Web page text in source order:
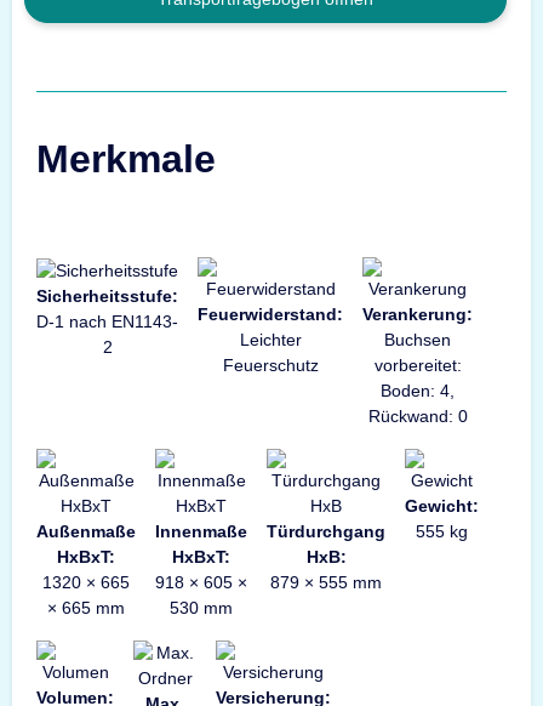
Merkmale
Sicherheitsstufe:
D-1 nach EN1143-
2
Feuerwiderstand:
Leichter
Feuerschutz
Verankerung:
Buchsen
vorbereitet:
Boden: 4,
Rückwand: 0
Außenmaße
HxBxT:
1320 × 665
× 665 mm
Innenmaße
HxBxT:
918 × 605 ×
530 mm
Türdurchgang
HxB:
879 × 555 mm
Gewicht:
555 kg
Volumen: Versicherung: